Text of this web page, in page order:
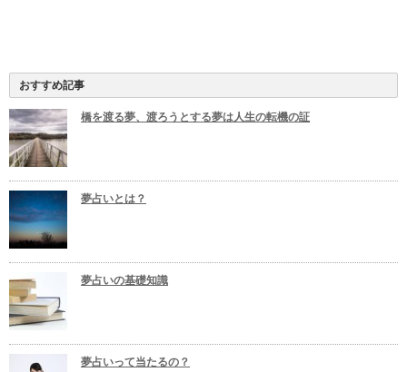
おすすめ記事
橋を渡る夢、渡ろうとする夢は人生の転機の証
夢占いとは？
夢占いの基礎知識
夢占いって当たるの？